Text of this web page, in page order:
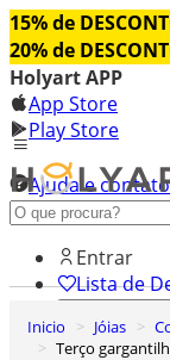
15% de
20% de
Holyart APP
App Store
Play Store
Ajuda e
Conheça premium
Entrar
Lista de
0
Carrinho de
Inicio Jóias
Terço